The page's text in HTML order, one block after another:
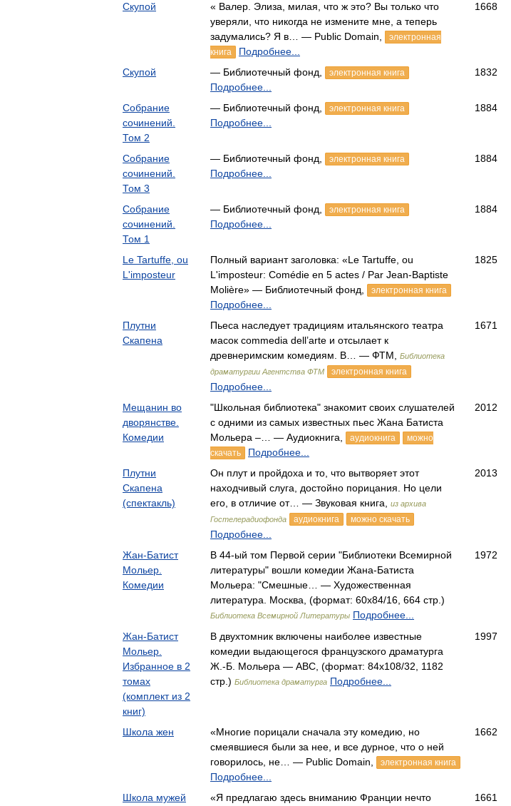
Скупой
« Валер. Элиза, милая, что ж это? Вы только что
уверяли, что никогда не измените мне, а теперь
задумались? Я в… — Public Domain,
электронная
книга
Подробнее...
1668
Скупой — Библиотечный фонд, электронная книга
Подробнее...
1832
Собрание
сочинений.
Том 2
— Библиотечный фонд, электронная книга
Подробнее...
1884
Собрание
сочинений.
Том 3
— Библиотечный фонд, электронная книга
Подробнее...
1884
Собрание
сочинений.
Том 1
— Библиотечный фонд, электронная книга
Подробнее...
1884
Le Tartuffe, ou
L'imposteur
Полный вариант заголовка: «Le Tartuffe, ou
L'imposteur: Comédie en 5 actes / Par Jean-Baptiste
Molière» — Библиотечный фонд,
электронная книга
Подробнее...
1825
Плутни
Скапена
Пьеса наследует традициям итальянского театра
масок commedia dell’arte и отсылает к
древнеримским комедиям. В… — ФТМ,
Библиотека
драматургии Агентства ФТМ
электронная книга
Подробнее...
1671
Мещанин во
дворянстве.
Комедии
"Школьная библиотека" знакомит своих слушателей
с одними из самых известных пьес Жана Батиста
Мольера –… — Аудиокнига,
аудиокнига
можно
скачать
Подробнее...
2012
Плутни
Скапена
(спектакль)
Он плут и пройдоха и то, что вытворяет этот
находчивый слуга, достойно порицания. Но цели
его, в отличие от… — Звуковая книга,
из архива
Гостелерадиофонда
аудиокнига можно скачать
Подробнее...
2013
Жан-Батист
Мольер.
Комедии
В 44-ый том Первой серии "Библиотеки Всемирной
литературы" вошли комедии Жана-Батиста
Мольера: "Смешные… — Художественная
литература. Москва, (формат: 60x84/16, 664 стр.)
Библиотека Всемирной Литературы Подробнее...
1972
Жан-Батист
Мольер.
Избранное в 2
томах
(комплект из 2
книг)
В двухтомник включены наиболее известные
комедии выдающегося французского драматурга
Ж.-Б. Мольера — ABC, (формат: 84x108/32, 1182
стр.) Библиотека драматурга Подробнее...
1997
Школа жен
«Многие порицали сначала эту комедию, но
смеявшиеся были за нее, и все дурное, что о ней
говорилось, не… — Public Domain,
электронная книга
Подробнее...
1662
Школа мужей
«Я предлагаю здесь вниманию Франции нечто
1661